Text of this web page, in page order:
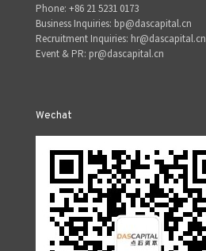
Phone: +86 21 5231 0173
Business Inquiries: bp@dascapital.cn
Recruitment Inquiries: hr@dascapital.cn
Event & PR: pr@dascapital.cn
Wechat